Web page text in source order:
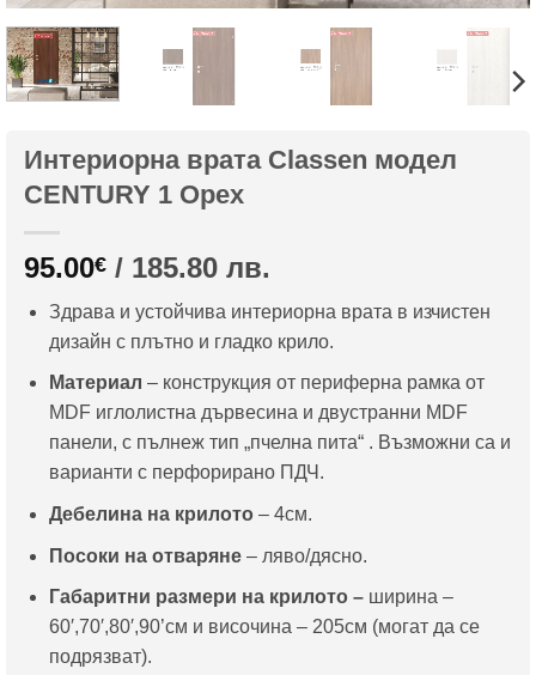
Интериорна врата Classen модел
CENTURY 1 Орех
95.00€ / 185.80 лв.
Здрава и устойчива интериорна врата в изчистен
дизайн с плътно и гладко крило.
Материал – конструкция от периферна рамка от
MDF иглолистна дървесина и двустранни MDF
панели, с пълнеж тип „пчелна пита“ . Възможни са и
варианти с перфорирано ПДЧ.
Дебелина на крилото– 4см.
Посоки на отваряне– ляво/дясно.
Габаритни размери на крилото – ширина –
60′,70′,80′,90’см и височина – 205см (могат да се
подрязват).